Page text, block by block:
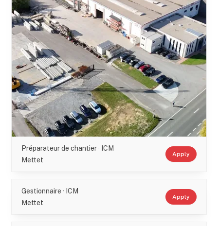
Préparateur de chantier · ICM
Mettet
Apply
Gestionnaire · ICM
Mettet
Apply